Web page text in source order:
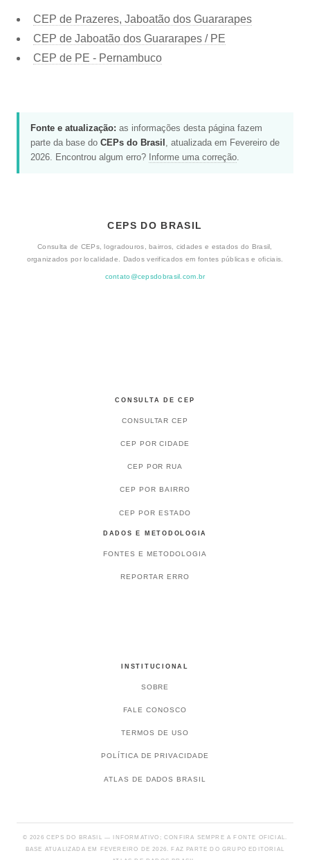
CEP de Prazeres, Jaboatão dos Guararapes
CEP de Jaboatão dos Guararapes / PE
CEP de PE - Pernambuco
Fonte e atualização: as informações desta página fazem
parte da base do CEPs do Brasil , atualizada em Fevereiro de
2026. Encontrou algum erro? Informe uma correção.
CEPS DO BRASIL
Consulta de CEPs, logradouros, bairros, cidades e estados do Brasil,
organizados por localidade. Dados verificados em fontes públicas e oficiais.
contato@cepsdobrasil.com.br
CONSULTA DE CEP
CONSULTAR CEP
CEP POR CIDADE
CEP POR RUA
CEP POR BAIRRO
CEP POR ESTADO
DADOS E METODOLOGIA
FONTES E METODOLOGIA
REPORTAR ERRO
INSTITUCIONAL
SOBRE
FALE CONOSCO
TERMOS DE USO
POLÍTICA DE PRIVACIDADE
ATLAS DE DADOS BRASIL
© 2026 CEPS DO BRASIL — INFORMATIVO; CONFIRA SEMPRE A FONTE OFICIAL.
BASE ATUALIZADA EM FEVEREIRO DE 2026. FAZ PARTE DO GRUPO EDITORIAL